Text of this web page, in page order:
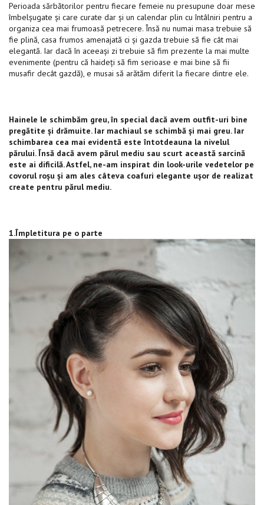
Perioada sărbătorilor pentru fiecare femeie nu presupune doar mese
îmbelșugate și care curate dar și un calendar plin cu întâlniri pentru a
organiza cea mai frumoasă petrecere. Însă nu numai masa trebuie să
fie plină, casa frumos amenajată ci și gazda trebuie să fie cât mai
elegantă. Iar dacă în aceeași zi trebuie să fim prezente la mai multe
evenimente (pentru că haideți să fim serioase e mai bine să fii
musafir decât gazdă), e musai să arătăm diferit la fiecare dintre ele.
Hainele le schimbăm greu, în special dacă avem outfit-uri bine
pregătite și drămuite. Iar machiaul se schimbă și mai greu. Iar
schimbarea cea mai evidentă este întotdeauna la nivelul
părului. Însă dacă avem părul mediu sau scurt această sarcină
este ai dificilă. Astfel, ne-am inspirat din look-urile vedetelor pe
covorul roșu și am ales câteva coafuri elegante ușor de realizat
create pentru părul mediu.
1.Împletitura pe o parte